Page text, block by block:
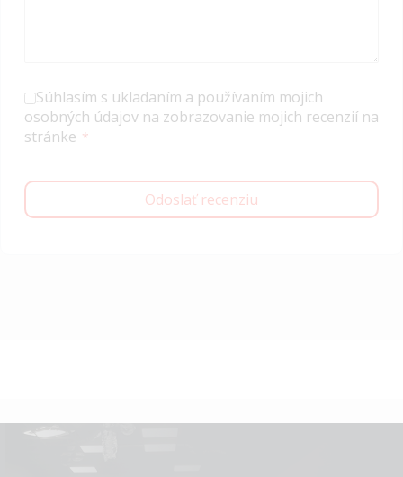
Súhlasím s ukladaním a používaním mojich
osobných údajov na zobrazovanie mojich recenzií na
stránke
Odoslať recenziu